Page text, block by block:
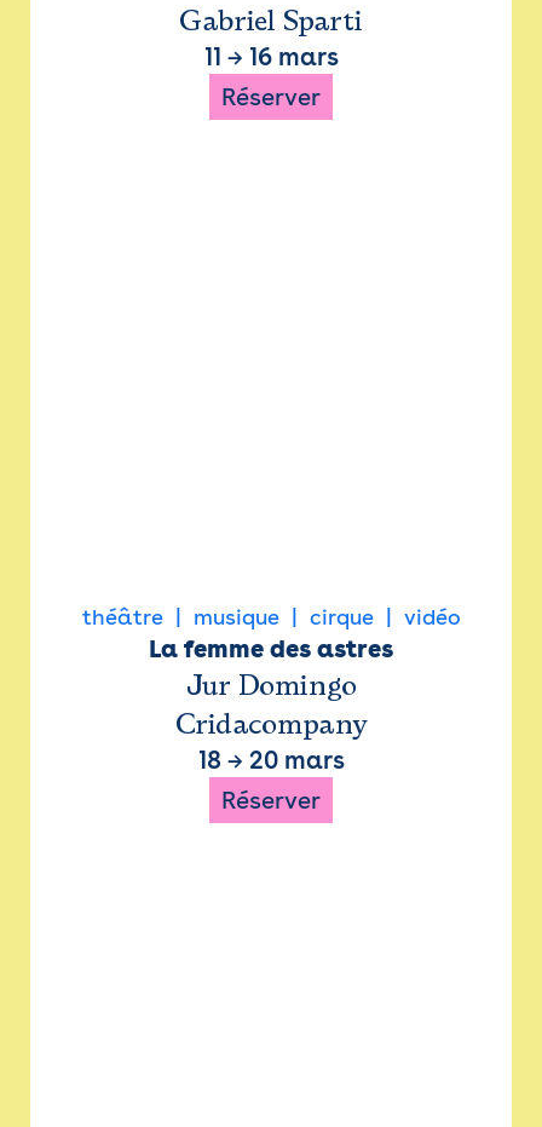
Gabriel Sparti
11 → 16 mars
Réserver
théâtre musique cirque vidéo
La femme des astres
Jur Domingo
Cridacompany
18 → 20 mars
Réserver